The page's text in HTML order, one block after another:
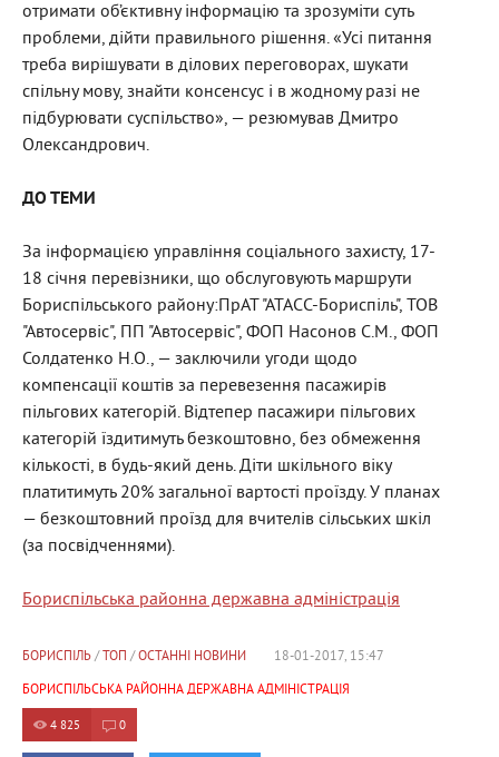
отримати об’єктивну інформацію та зрозуміти суть
проблеми, дійти правильного рішення. «Усі питання
треба вирішувати в ділових переговорах, шукати
спільну мову, знайти консенсус і в жодному разі не
підбурювати суспільство», — резюмував Дмитро
Олександрович.
ДО ТЕМИ
За інформацією управління соціального захисту, 17-
18 січня перевізники, що обслуговують маршрути
Бориспільського району:ПрАТ "АТАСС-Бориспіль", ТОВ
"Автосервіс", ПП "Автосервіс", ФОП Насонов С.М., ФОП
Солдатенко Н.О., — заключили угоди щодо
компенсації коштів за перевезення пасажирів
пільгових категорій. Відтепер пасажири пільгових
категорій їздитимуть безкоштовно, без обмеження
кількості, в будь-який день. Діти шкільного віку
платитимуть 20% загальної вартості проїзду. У планах
— безкоштовний проїзд для вчителів сільських шкіл
(за посвідченнями).
Бориспільська районна державна адміністрація
БОРИСПІЛЬ/ ТОП / ОСТАННІ НОВИНИ
18-01-2017, 15:47
БОРИСПІЛЬСЬКА РАЙОННА ДЕРЖАВНА АДМІНІСТРАЦІЯ
4 825 0